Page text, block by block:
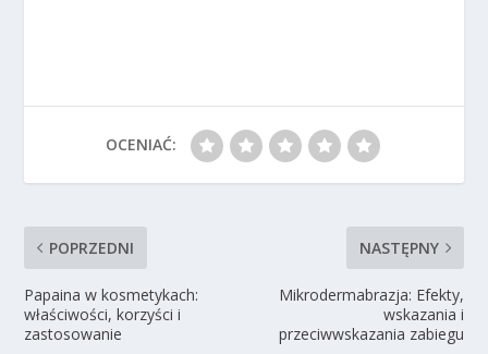
OCENIAĆ:
POPRZEDNI
Papaina w kosmetykach:
właściwości, korzyści i
zastosowanie
NASTĘPNY
Mikrodermabrazja: Efekty,
wskazania i
przeciwwskazania zabiegu